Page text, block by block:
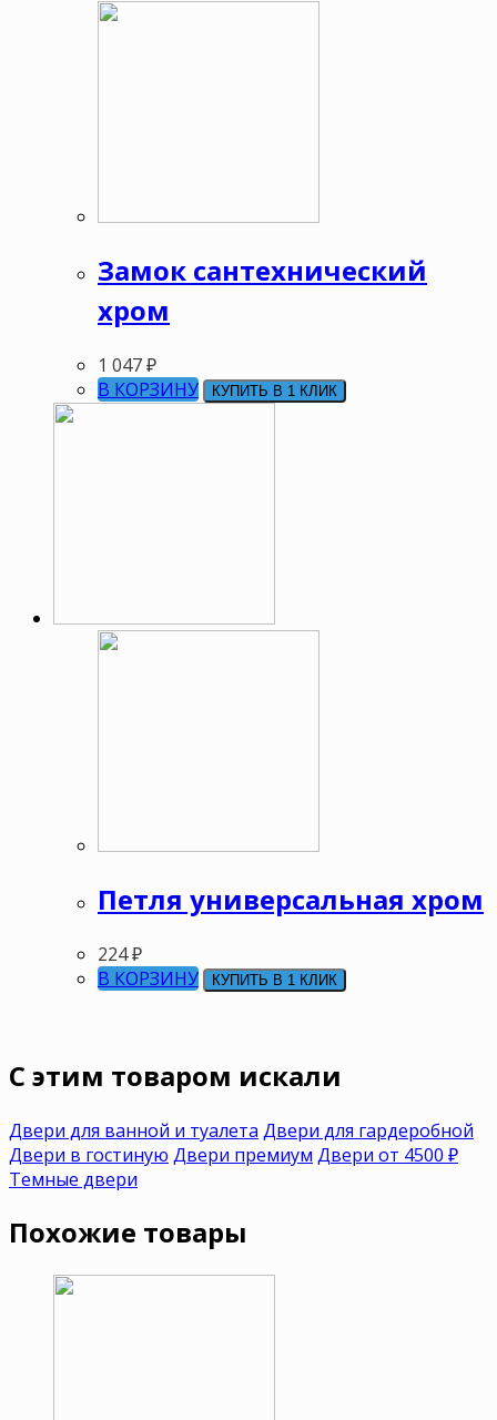
Замок сантехнический
хром
1 047₽
В КОРЗИНУ
КУПИТЬ В 1 КЛИК
Петля универсальная хром
224₽
В КОРЗИНУ
КУПИТЬ В 1 КЛИК
C этим товаром искали
Двери для ванной и туалета Двери для гардеробной
Двери в гостиную Двери премиум Двери от 4500 ₽
Темные двери
Похожие товары